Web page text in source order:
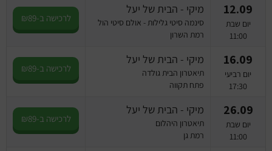
12.09
יום שבת
11:00
מיקי - הבית של יעל
סינמה סיטי גלילות - אולם סיטי הול
רמת השרון
לרכישה ב-₪89
16.09
יום רביעי
17:30
מיקי - הבית של יעל
תיאטרון הבית גולדה
פתח תקווה
לרכישה ב-₪89
26.09
יום שבת
11:00
מיקי - הבית של יעל
תיאטרון היהלום
רמת גן
לרכישה ב-₪89